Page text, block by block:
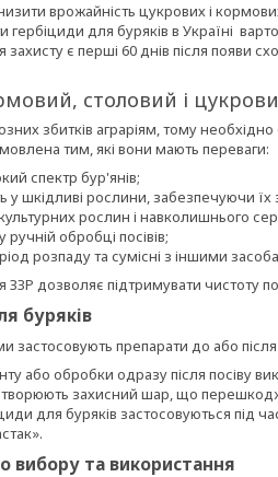
врожайність цукрових і
гербіциди для буряків в Україні
є перші 60 днів після появи
столовий і
збитків аграріям, тому
тим, які вони мають переваги:
спектр бур'янів;
у шкідливі рослини, забезпечуючи
рослин і навколишнього
обробці посівів;
розпаду та сумісні з іншими
дозволяє підтримувати чистоту
буряків
препарати до або після
або обробки одразу після посіву
створюють захисний шар, що
для буряків застосовуються під
вибору та використання